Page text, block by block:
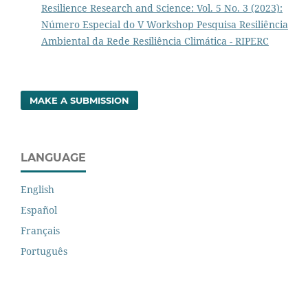
Resilience Research and Science: Vol. 5 No. 3 (2023):
Número Especial do V Workshop Pesquisa Resiliência
Ambiental da Rede Resiliência Climática - RIPERC
MAKE A SUBMISSION
LANGUAGE
English
Español
Français
Português